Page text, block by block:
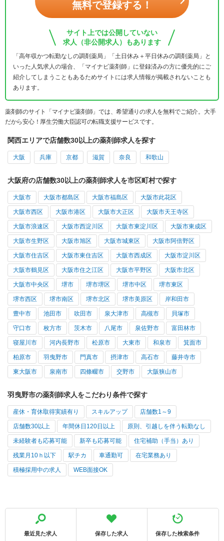
無料で登録する！
サイト上では公開していない
求人（非公開求人）もあります
「高年収かつ転勤なしの調剤薬局」「土日休み＋平日休みの調剤薬局」と
いった人気求人の場合、「マイナビ薬剤師」に登録済みの方に優先的にご
紹介してしまうこともあるためサイトには求人情報が掲載されないことも
あります。
薬剤師のサイト「マイナビ薬剤師」では、希望通りの求人を無料でご紹介。大手
だから安心！厚生労働大臣認可の転職支援サービスです。
関西エリアで店舗数30以上の薬剤師求人を探す
大阪 兵庫 京都 滋賀 奈良 和歌山
大阪府の店舗数30以上の薬剤師求人を市区町村で探す
大阪市 大阪市都島区 大阪市福島区 大阪市此花区
大阪市西区 大阪市港区 大阪市大正区 大阪市天王寺区
大阪市浪速区 大阪市西淀川区 大阪市東淀川区 大阪市東成区
大阪市生野区 大阪市旭区 大阪市城東区 大阪市阿倍野区
大阪市住吉区 大阪市東住吉区 大阪市西成区 大阪市淀川区
大阪市鶴見区 大阪市住之江区 大阪市平野区 大阪市北区
大阪市中央区 堺市 堺市堺区 堺市中区 堺市東区
堺市西区 堺市南区 堺市北区 堺市美原区 岸和田市
豊中市 池田市 吹田市 泉大津市 高槻市 貝塚市
守口市 枚方市 茨木市 八尾市 泉佐野市 富田林市
寝屋川市 河内長野市 松原市 大東市 和泉市 箕面市
柏原市 羽曳野市 門真市 摂津市 高石市 藤井寺市
東大阪市 泉南市 四條畷市 交野市 大阪狭山市
羽曳野市の薬剤師求人をこだわり条件で探す
産休・育休取得実績有り スキルアップ 店舗数1～9
店舗数30以上 年間休日120日以上 原則、引越しを伴う転勤なし
未経験者も応募可能 新卒も応募可能 住宅補助（手当）あり
残業月10ｈ以下 駅チカ 車通勤可 在宅業務あり
積極採用中の求人 WEB面接OK
最近見た求人 保存した求人 保存した検索条件